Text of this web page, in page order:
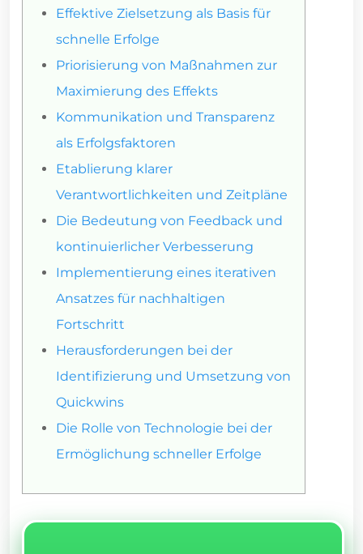
Effektive Zielsetzung als Basis für
schnelle Erfolge
Priorisierung von Maßnahmen zur
Maximierung des Effekts
Kommunikation und Transparenz
als Erfolgsfaktoren
Etablierung klarer
Verantwortlichkeiten und Zeitpläne
Die Bedeutung von Feedback und
kontinuierlicher Verbesserung
Implementierung eines iterativen
Ansatzes für nachhaltigen
Fortschritt
Herausforderungen bei der
Identifizierung und Umsetzung von
Quickwins
Die Rolle von Technologie bei der
Ermöglichung schneller Erfolge